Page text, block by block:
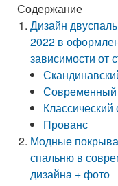
Содержание
Дизайн
2022 в
зависимости от
Современный
Классический
Прованс
Модные
спальню в
дизайна + фото